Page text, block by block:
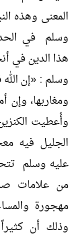
المعنى وهذه
وسلم في
هذا الدين في
وسلم : «إن
ومغاربها، وإن
وأُعطيت
الجليل فيه
عليه وسلم
من علامات
مهجورة
وذلك أن